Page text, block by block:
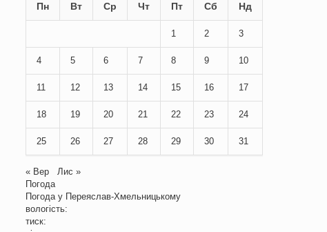
Пн Вт Ср Чт Пт Сб Нд
1 2 3
4 5 6 7 8 9 10
11 12 13 14 15 16 17
18 19 20 21 22 23 24
25 26 27 28 29 30 31
« Вер
Лис »
Погода
Погода у Переяслав-Хмельницькому
вологість:
тиск: